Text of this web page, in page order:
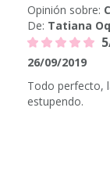
Opinión sobre:
De: Tatiana
26/09/2019
Todo perfecto,
estupendo.